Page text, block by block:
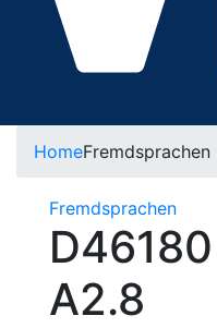
HomeFremdsprachen
Fremdsprachen
A2.8